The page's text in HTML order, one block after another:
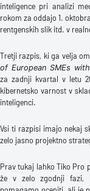
inteligence pri analizi
rokom za oddajo 1.
rentgenskih slik itd. v
Tretji razpis, ki ga velja
of European SMEs
za zadnji kvartal v letu
kibernetsko varnost v
inteligenci.
Vsi ti razpisi imajo nekaj
zelo jasno projektno
Prav tukaj lahko Tiko Pro
že v zelo zgodnji fazi,